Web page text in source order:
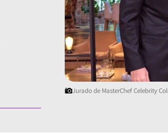
Jurado de MasterChef Celebrity